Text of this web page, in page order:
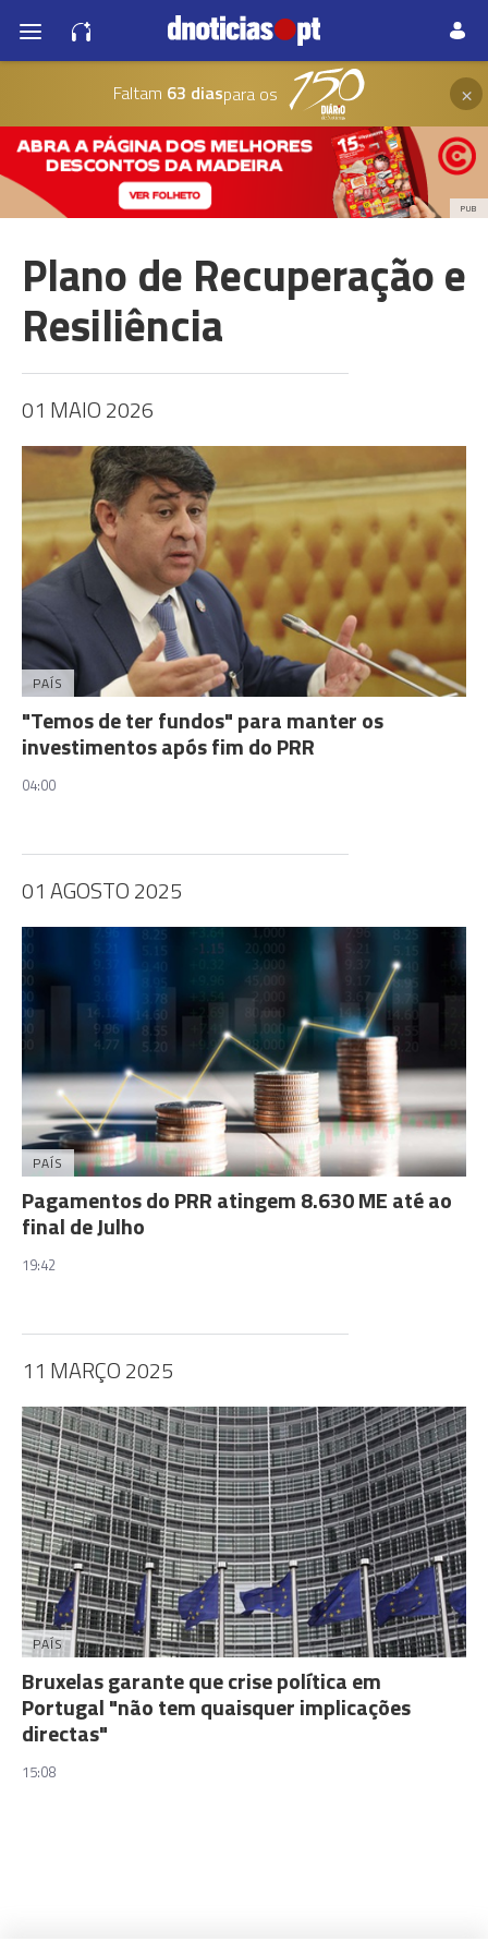
Faltam 63 diaspara os ×
PUB
Plano de Recuperação e
Resiliência
01 MAIO 2026
PAÍS
"Temos de ter fundos" para manter os
investimentos após fim do PRR
04:00
01 AGOSTO 2025
PAÍS
Pagamentos do PRR atingem 8.630 ME até ao
final de Julho
19:42
11 MARÇO 2025
PAÍS
Bruxelas garante que crise política em
Portugal "não tem quaisquer implicações
directas"
15:08